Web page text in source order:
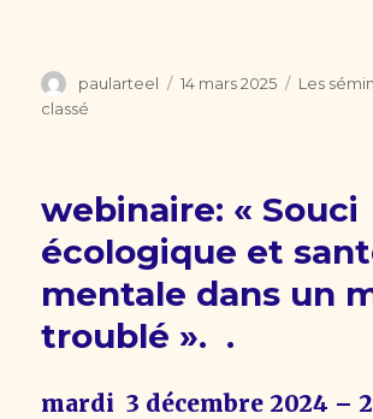
Auteur
paularteel
Publié
14 mars 2025 Les
classé
webinaire: « Souci
écologique et
mentale dans un
troublé ». .
mardi 3 décembre 2024 –